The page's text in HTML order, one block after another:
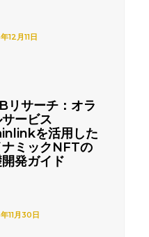
12月11日
リサーチ：オラ
ービス
を活用した
ナミックNFTの
発ガイド
11月30日